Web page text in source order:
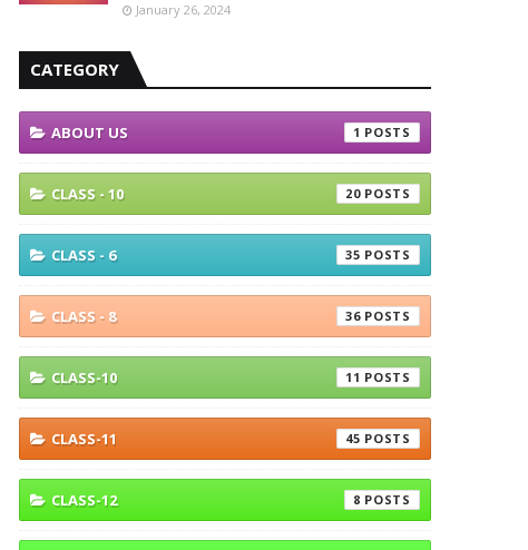
January 26, 2024
CATEGORY
ABOUT US 1
CLASS - 10 20
CLASS - 6 35
CLASS - 8 36
CLASS-10 11
CLASS-11 45
CLASS-12 8